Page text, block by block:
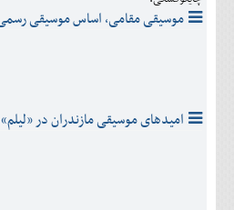
موسیقی مقامی، اساس موسیقی
امیدهای موسیقی مازندران در «لیلم»